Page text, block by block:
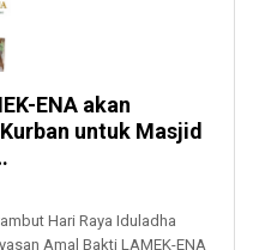
ENA akan
untuk Masjid
Hari Raya Iduladha
Amal Bakti LAMEK-ENA